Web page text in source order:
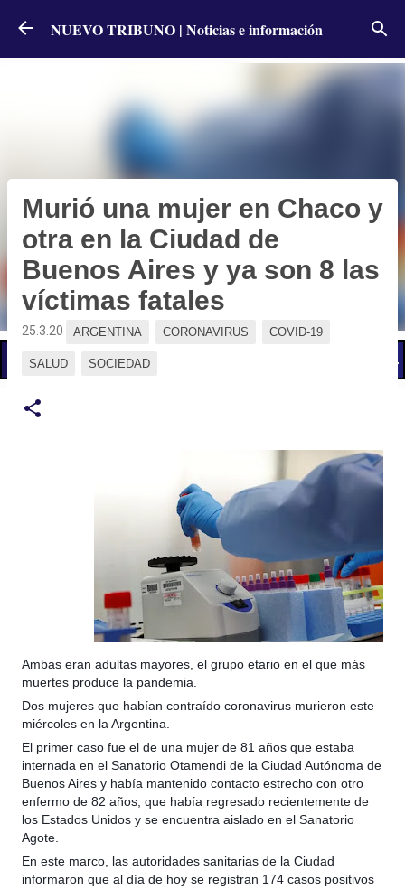
Ir al contenido principal
NUEVO TRIBUNO | Noticias e información
📢 LO ÚLTIMO El Gobierno postergó la reunión paritaria con estatales
Murió una mujer en Chaco y
otra en la Ciudad de
Buenos Aires y ya son 8 las
víctimas fatales
25.3.20 ARGENTINA CORONAVIRUS COVID-19
SALUD SOCIEDAD
Ambas eran adultas mayores, el grupo etario en el que más
muertes produce la pandemia.
Dos mujeres que habían contraído coronavirus murieron este
miércoles en la Argentina.
El primer caso fue el de una mujer de 81 años que estaba
internada en el Sanatorio Otamendi de la Ciudad Autónoma de
Buenos Aires y había mantenido contacto estrecho con otro
enfermo de 82 años, que había regresado recientemente de
los Estados Unidos y se encuentra aislado en el Sanatorio
Agote.
En este marco, las autoridades sanitarias de la Ciudad
informaron que al día de hoy se registran 174 casos positivos